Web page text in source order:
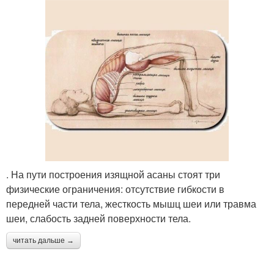
. На пути построения изящной асаны стоят три
физические ограничения: отсутствие гибкости в
передней части тела, жесткость мышц шеи или травма
шеи, слабость задней поверхности тела.
читать дальше →